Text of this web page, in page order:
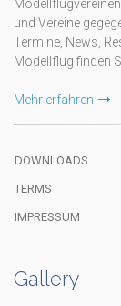
und Vereine
Termine, News,
Modellflug finden
Mehr erfahren
DOWNLOADS
TERMS
IMPRESSUM
Gallery